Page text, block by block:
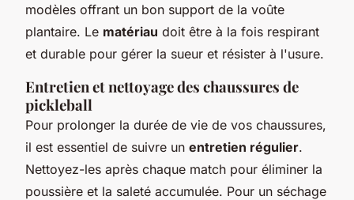
modèles offrant un bon support de la voûte
plantaire. Le matériau doit être à la fois respirant
et durable pour gérer la sueur et résister à l'usure.
Entretien et nettoyage des chaussures de
pickleball
Pour prolonger la durée de vie de vos chaussures,
il est essentiel de suivre un entretien régulier.
Nettoyez-les après chaque match pour éliminer la
poussière et la saleté accumulée. Pour un séchage